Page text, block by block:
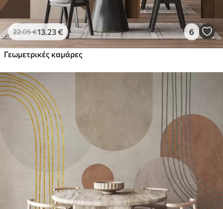
22.05€13 .23€ 6
Γεωμετρικές καμάρες